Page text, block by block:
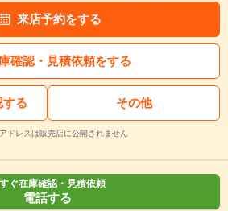
来店予約をする
確認・見積依頼をする
する その他
ドレスは販売店に公開されません
ぐ在庫確認・見積依頼
電話する